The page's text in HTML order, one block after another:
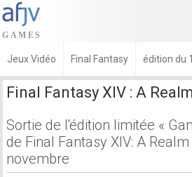
Jeux Vidéo Final Fantasy édition du
Final Fantasy XIV : A
Sortie de l'édition limitée «
de Final Fantasy XIV: A
novembre